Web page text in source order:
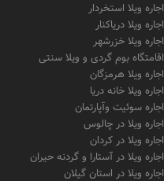
اجاره ویلا استخردار
اجاره ویلا دریاکنار
اجاره ویلا خزرشهر
اقامتگاه بوم گردی و ویلا سنتی
اجاره ویلا هرمزگان
اجاره ویلا خانه دریا
اجاره سوئیت وآپارتمان
اجاره ویلا در چالوس
اجاره ویلا در کردان
اجاره ویلا در آستارا و گردنه حیران
اجاره ویلا در استان گیلان